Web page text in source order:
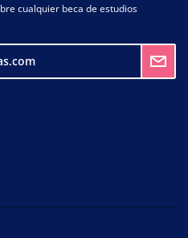
cualquier beca de estudios